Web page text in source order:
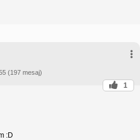
(197 mesaj)
1
:D